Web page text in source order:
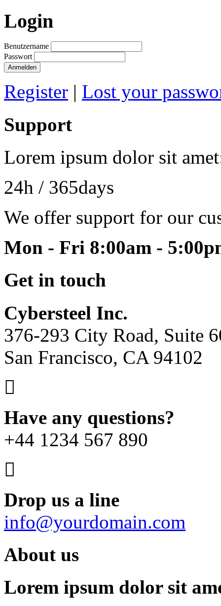
Login
Benutzername
Passwort
Anmelden
Register | Lost your
Support
Lorem ipsum dolor sit
24h / 365days
We offer support for our
Mon - Fri 8:00am -
Get in touch
Cybersteel Inc.
376-293 City Road, Suite
San Francisco, CA 94102
Have any questions?
+44 1234 567 890
Drop us a line
info@yourdomain.com
About us
Lorem ipsum dolor sit